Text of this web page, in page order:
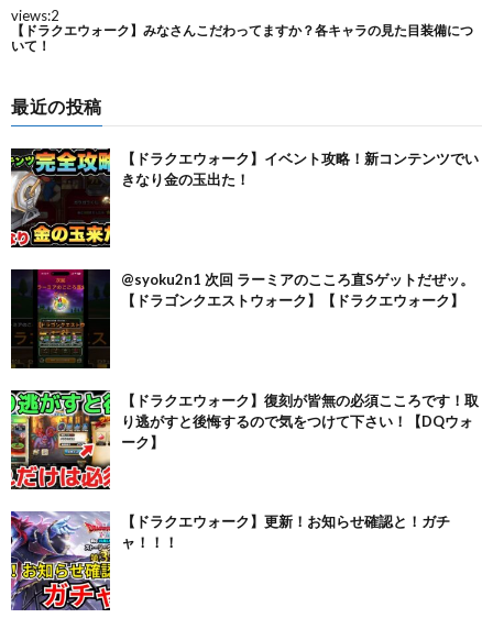
最近の投稿
【ドラクエウォーク】イベント攻略！新コンテンツでい
きなり金の玉出た！
@syoku2n1 次回 ラーミアのこころ直Sゲットだぜッ。
【ドラゴンクエストウォーク】【ドラクエウォーク】
【ドラクエウォーク】復刻が皆無の必須こころです！取
り逃がすと後悔するので気をつけて下さい！【DQウォ
ーク】
【ドラクエウォーク】更新！お知らせ確認と！ガチ
ャ！！！